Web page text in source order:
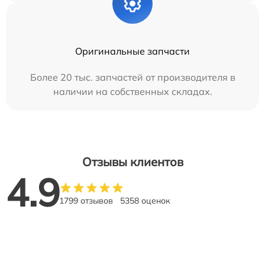
Оригинальные запчасти
Более 20 тыс. запчастей от производителя в
наличии на собственных складах.
Отзывы клиентов
4.91799 отзывов 5358 оценок